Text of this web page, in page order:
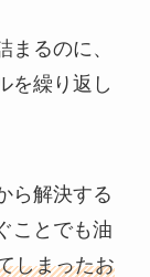
るのに、
を繰り返し
ら解決する
ことでも油
しまったお